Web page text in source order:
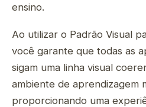
ensino.
Ao utilizar o Padrão Visual
você garante que todas as
sigam uma linha visual
ambiente de aprendizagem
proporcionando uma